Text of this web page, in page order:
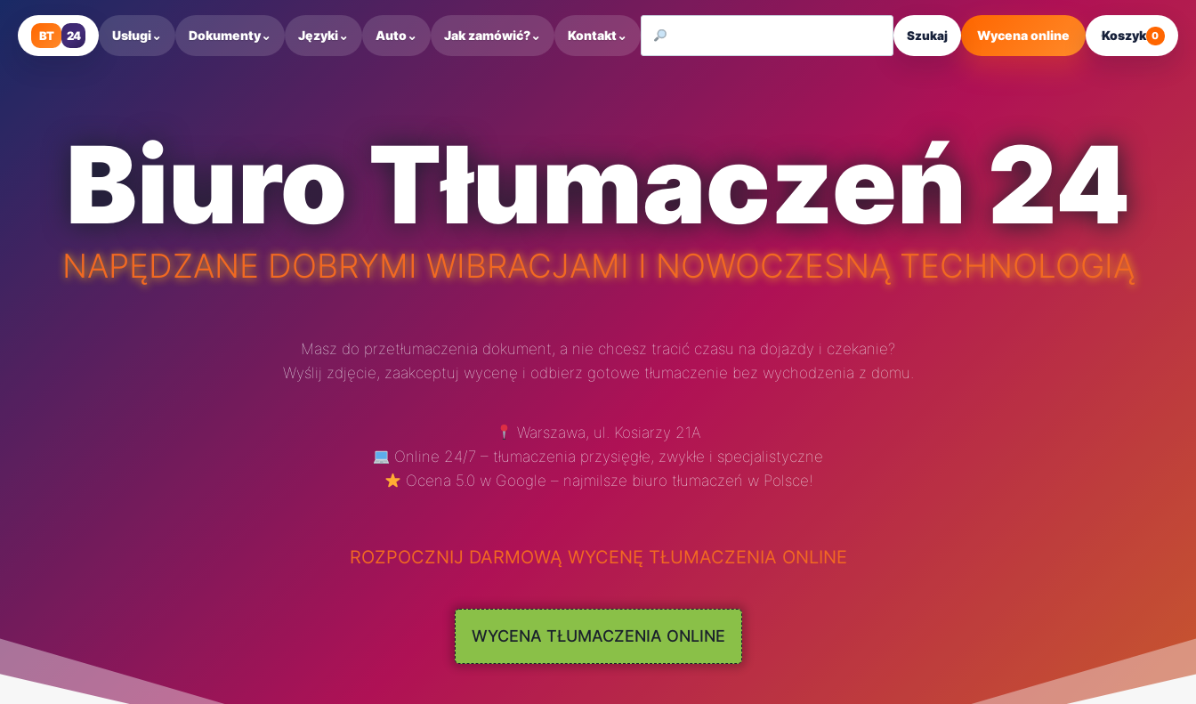
Przejdź
treści
BT 24 Usługi⌄ Dokumenty⌄ Języki⌄ Auto⌄ Jak zamówić?⌄ Kontakt⌄ Szukaj Wycena online Koszyk 0
Biuro Tłumaczeń 24
NAPĘDZANE DOBRYMI WIBRACJAMI I NOWOCZESNĄ TECHNOLOGIĄ
Masz do przetłumaczenia dokument, a nie chcesz tracić czasu na dojazdy i czekanie?
Wyślij zdjęcie, zaakceptuj wycenę i odbierz gotowe tłumaczenie bez wychodzenia z domu.
Warszawa, ul. Kosiarzy 21A
Online 24/7 – tłumaczenia przysięgłe, zwykłe i specjalistyczne
Ocena 5.0 w Google – najmilsze biuro tłumaczeń w Polsce!
ROZPOCZNIJ DARMOWĄ WYCENĘ TŁUMACZENIA ONLINE
WYCENA TŁUMACZENIA ONLINE